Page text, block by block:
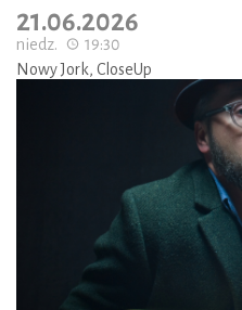
21.06.2026
niedz.
19:30
Nowy Jork, CloseUp